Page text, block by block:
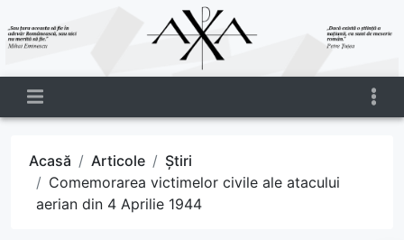
Acasă Articole
Știri
Comemorarea victimelor civile ale atacului
aerian din 4 Aprilie 1944